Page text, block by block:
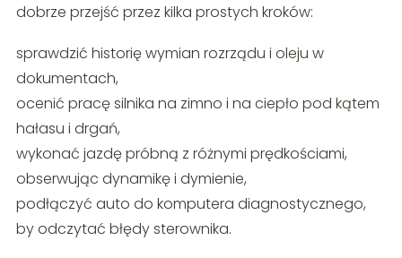
dobrze przejść przez kilka prostych kroków:
sprawdzić historię wymian rozrządu i oleju w
dokumentach,
ocenić pracę silnika na zimno i na ciepło pod kątem
hałasu i drgań,
wykonać jazdę próbną z różnymi prędkościami,
obserwując dynamikę i dymienie,
podłączyć auto do komputera diagnostycznego,
by odczytać błędy sterownika.